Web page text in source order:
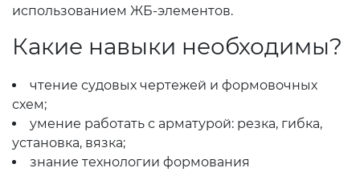
использованием ЖБ-элементов.
Какие навыки необходимы?
чтение судовых чертежей и формовочных
схем;
умение работать с арматурой: резка, гибка,
установка, вязка;
знание технологии формования